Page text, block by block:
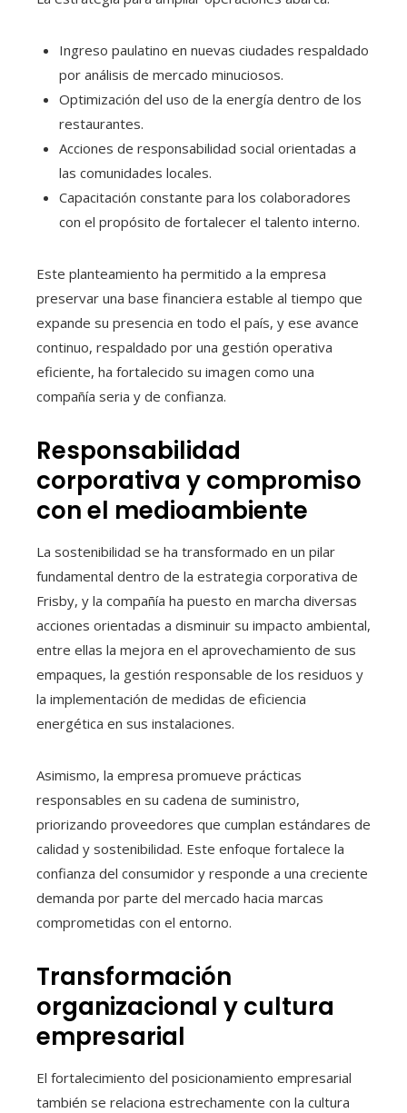
Ingreso paulatino en nuevas ciudades respaldado
por análisis de mercado minuciosos.
Optimización del uso de la energía dentro de los
restaurantes.
Acciones de responsabilidad social orientadas a
las comunidades locales.
Capacitación constante para los colaboradores
con el propósito de fortalecer el talento interno.
Este planteamiento ha permitido a la empresa
preservar una base financiera estable al tiempo que
expande su presencia en todo el país, y ese avance
continuo, respaldado por una gestión operativa
eficiente, ha fortalecido su imagen como una
compañía seria y de confianza.
Responsabilidad
corporativa y compromiso
con el medioambiente
La sostenibilidad se ha transformado en un pilar
fundamental dentro de la estrategia corporativa de
Frisby, y la compañía ha puesto en marcha diversas
acciones orientadas a disminuir su impacto ambiental,
entre ellas la mejora en el aprovechamiento de sus
empaques, la gestión responsable de los residuos y
la implementación de medidas de eficiencia
energética en sus instalaciones.
Asimismo, la empresa promueve prácticas
responsables en su cadena de suministro,
priorizando proveedores que cumplan estándares de
calidad y sostenibilidad. Este enfoque fortalece la
confianza del consumidor y responde a una creciente
demanda por parte del mercado hacia marcas
comprometidas con el entorno.
Transformación
organizacional y cultura
empresarial
El fortalecimiento del posicionamiento empresarial
también se relaciona estrechamente con la cultura